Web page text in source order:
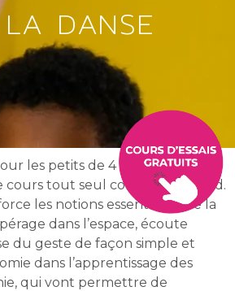
DANSE
les petits de 4 et 5 ans, c’est le
cours tout seul comme un grand.
les notions essentielles de la
dans l’espace, écoute
du geste de façon simple et
dans l’apprentissage des
qui vont permettre de